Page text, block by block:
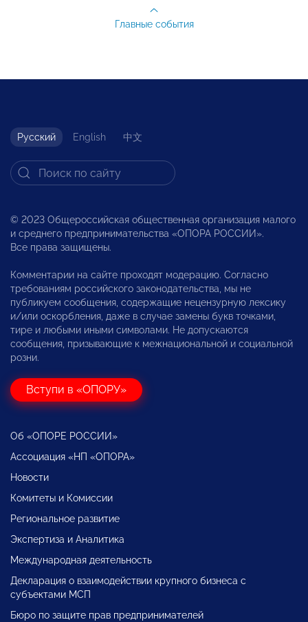
Главные события
Русский English 中文
© 2023 Общероссийская общественная организация малого
и среднего предпринимательства «ОПОРА РОССИИ».
Все права защищены.
Комментарии на сайте проходят модерацию. Согласно
требованиям российского законодательства, мы не
публикуем сообщения, содержащие нецензурную лексику
и/или оскорбления, даже в случае замены букв точками,
тире и любыми иными символами. Не допускаются
сообщения, призывающие к межнациональной и социальной
розни.
Вступи в «ОПОРУ»
Об «ОПОРЕ РОССИИ»
Ассоциация «НП «ОПОРА»
Новости
Комитеты и Комиссии
Региональное развитие
Экспертиза и Аналитика
Международная деятельность
Декларация о взаимодействии крупного бизнеса с
субъектами МСП
Бюро по защите прав предпринимателей